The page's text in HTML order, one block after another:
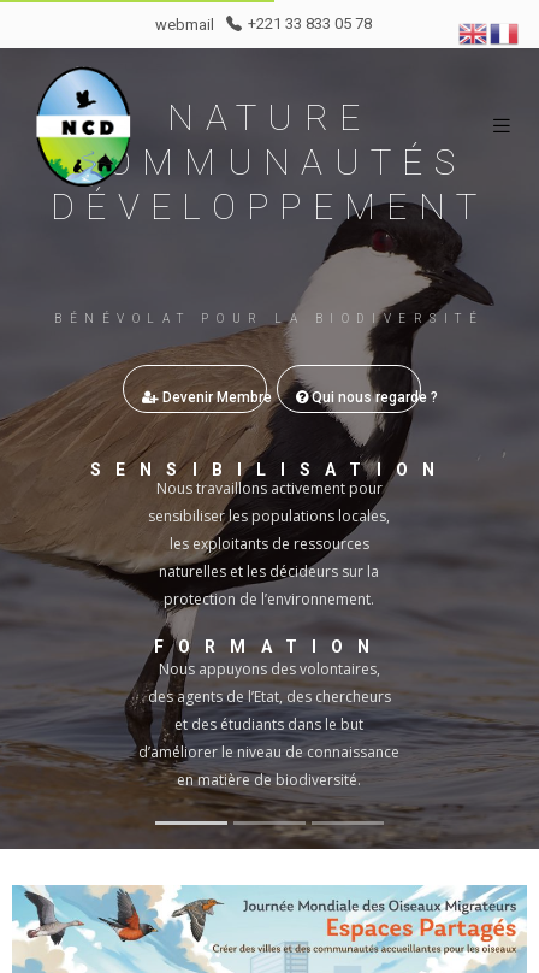
webmail +221 33 833 05 78
NATURE
COMMUNAUTÉS
DÉVELOPPEMENT
FORMATION
SENSIBILISATION
CONSERVATION
Nous œuvrons pour la conservation
Nous travaillons activement pour
sensibiliser les populations locales,
les exploitants de ressources
naturelles et les décideurs sur la
protection de l’environnement.
Nous appuyons des volontaires,
des agents de l’Etat, des chercheurs
et des étudiants dans le but
d’améliorer le niveau de connaissance
en matière de biodiversité.
Qui nous regarde ?
Devenir Membre
B É N ÉV O AT PO R A B O D IV E RS IT É